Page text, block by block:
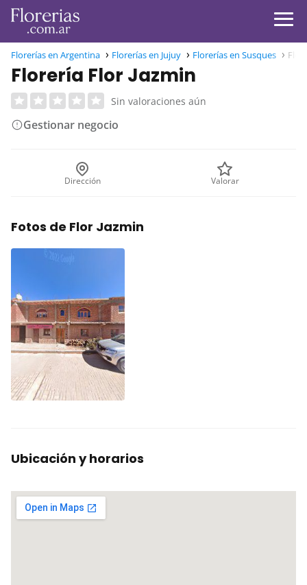
Florerías en Argentina Florerías en Jujuy Florerías en Susques
Florería Flor Jazmin
Sin valoraciones aún
Gestionar negocio
Dirección Valorar
Fotos de Flor Jazmin
Ubicación y horarios